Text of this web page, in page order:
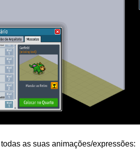
as suas animações/expressões: